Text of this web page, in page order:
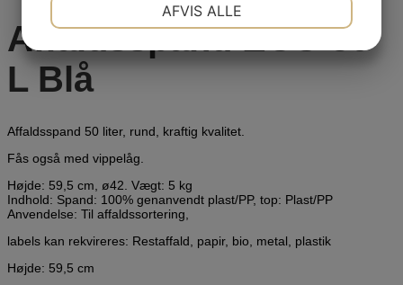
Affaldsspand ECO 50
L Blå
Affaldsspand 50 liter, rund, kraftig kvalitet.
Fås også med vippelåg.
Højde: 59,5 cm, ø42. Vægt: 5 kg
Indhold: Spand: 100% genanvendt plast/PP, top: Plast/PP
Anvendelse: Til affaldssortering,
labels kan rekvireres: Restaffald, papir, bio, metal, plastik
Højde: 59,5 cm
AFVIS ALLE